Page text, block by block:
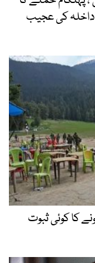
داخلہ کی عجیب
کا کوئی ثبوت